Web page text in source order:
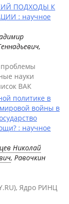
ПОДХОДЫ К
: научное
проблемы
науки
ВАК
политике в
войны в
: научное
Николай
, Равочкин
Ядро РИНЦ